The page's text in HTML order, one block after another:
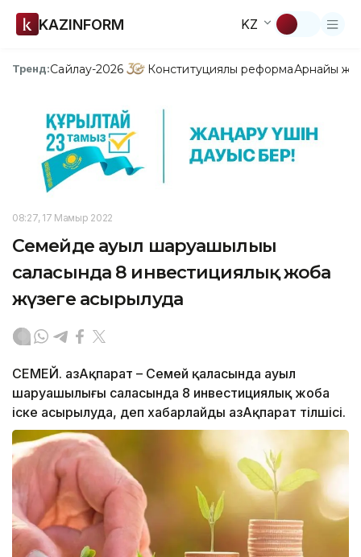
KAZINFORM KZ
Тренд:Сайлау-2026 Конституциялық реформаАрнайы
08:27, 17 Мамыр 2022
Семейде ауыл шаруашылығы
саласында 8 инвестициялық жоба
жүзеге асырылуда
СЕМЕЙ. ҚазАқпарат – Семей қаласында ауыл
шаруашылығы саласында 8 инвестициялық жоба
іске асырылуда, деп хабарлайды ҚазАқпарат тілшісі.